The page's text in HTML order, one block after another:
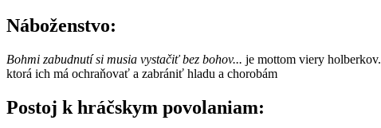
Náboženstvo:
Bohmi zabudnutí si musia vystačiť bez bohov... je mottom viery
ktorá ich má ochraňovať a zabrániť hladu a chorobám
Postoj k hráčskym povolaniam: